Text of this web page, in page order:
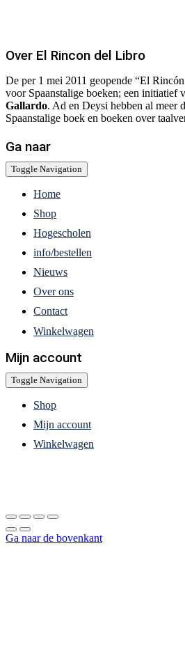
Over El Rincon del Libro
De per 1 mei 2011 geopende “El
voor Spaanstalige boeken; een initiatief
Gallardo. Ad en Deysi hebben al meer
Spaanstalige boek en boeken over
Ga naar
Toggle Navigation
Home
Shop
Hogescholen
info/bestellen
Nieuws
Over ons
Contact
Winkelwagen
Mijn account
Toggle Navigation
Shop
Mijn account
Winkelwagen
Ga naar de bovenkant